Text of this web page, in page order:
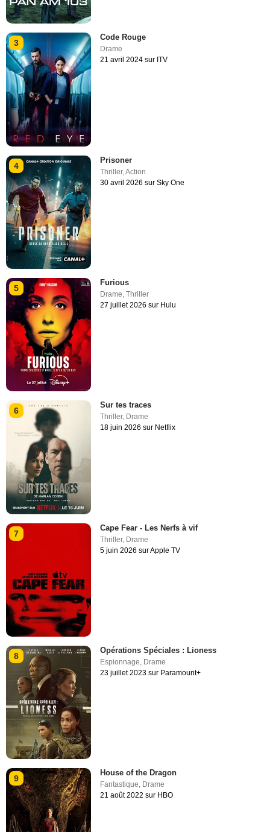
3
Code Rouge
Drame
21 avril 2024 sur ITV
4
Prisoner
Thriller,Action
30 avril 2026 sur Sky One
5
Furious
Drame,Thriller
27 juillet 2026 sur Hulu
6
Sur tes traces
Thriller, Drame
18 juin 2026 sur Netflix
7
Cape Fear - Les Nerfs à vif
Thriller, Drame
5 juin 2026 sur Apple TV
8
Opérations Spéciales : Lioness
Espionnage, Drame
23 juillet 2023 sur Paramount+
9
House of the Dragon
Fantastique, Drame
21 août 2022 sur HBO